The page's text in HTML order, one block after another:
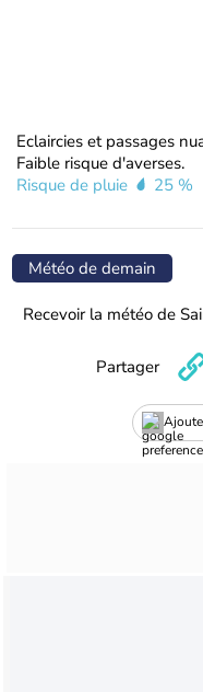
Eclaircies et passages
Faible risque d'averses.
Risque de pluie
25 %
Météo de demain
Recevoir la météo de
Partager